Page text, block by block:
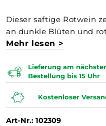
Dieser saftige Rotwein
an dunkle Blüten und
Mehr lesen >
Lieferung am
Bestellung bis 15 Uhr
Kostenloser
Art-Nr.: 102309